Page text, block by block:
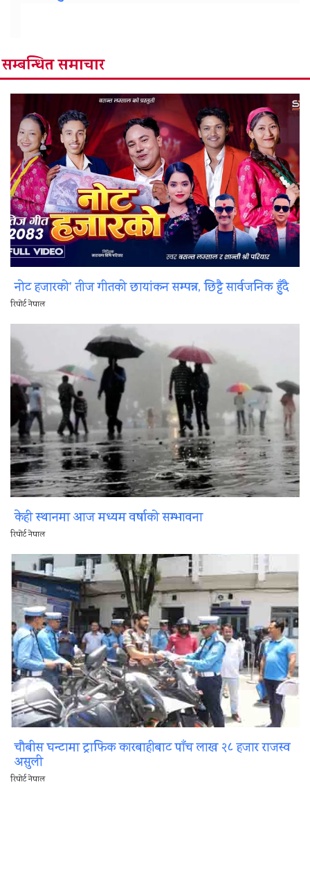
सम्बन्धित समाचार
नोट हजारको’ तीज गीतको छायांकन सम्पन्न, छिट्टै सार्वजनिक हुँदै
रिपोर्ट नेपाल
केही स्थानमा आज मध्यम वर्षाको सम्भावना
रिपोर्ट नेपाल
चौबीस घन्टामा ट्राफिक कारबाहीबाट पाँच लाख २८ हजार राजस्व
असुली
रिपोर्ट नेपाल